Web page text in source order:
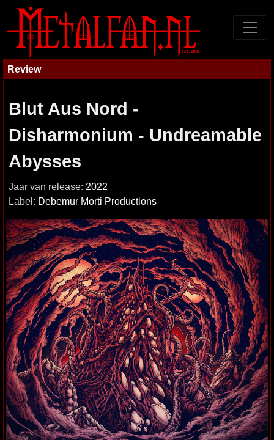
Review
Blut Aus Nord -
Disharmonium - Undreamable
Abysses
Jaar van release: 2022
Label: Debemur Morti Productions